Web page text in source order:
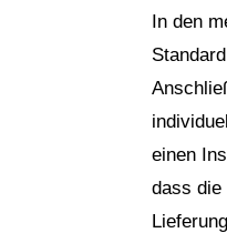
In den
einen
dass die